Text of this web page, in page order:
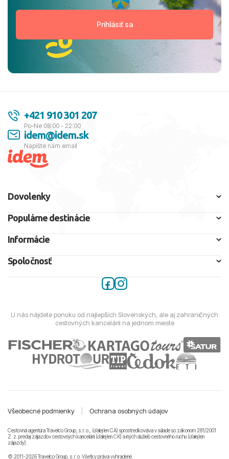
+421 910 301 207
Po-Ne 08:00 - 22:00
idem@idem.sk
Napíšte nám email
Dovolenky
Populárne destinácie
Informácie
Spoločnosť
U nás nájdete ponuku od najlepších Slovenských, ale aj zahraničných
cestovných kancelárií na jednom mieste
Všeobecné podmienky Ochrana osobných údajov
Cestovná agentúra Travelco Group, s. r. o., (ďalej len CA) sprostredkováva v súlade so zákonom 281/2001
Z. z. predaj zájazdov cestovných kancelárii (ďalej len CK) a iných služieb cestovného ruchu (ďalej len
zájazdy).
© 2011-2026 Travelco Group, s. r. o. Všetky práva vyhradené.